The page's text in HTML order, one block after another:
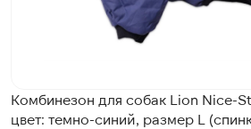
Комбинезон для собак Lion Nice-
цвет: темно-синий, размер L